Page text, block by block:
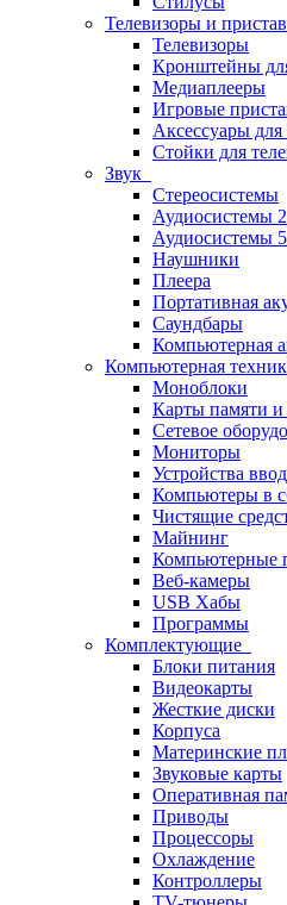
Телевизоры и
Телевизоры
Кронштейны
Медиаплееры
Игровые
Аксессуары
Стойки для
Звук
Стереосистемы
Аудиосистемы
Аудиосистемы
Наушники
Плеера
Портативная
Саундбары
Компьютерная
Компьютерная
Моноблоки
Карты памяти
Сетевое
Мониторы
Устройства
Компьютеры в
Чистящие
Майнинг
Компьютерные
Веб-камеры
USB Хабы
Программы
Комплектующие
Блоки питания
Видеокарты
Жесткие диски
Корпуса
Материнские
Звуковые карты
Оперативная
Приводы
Процессоры
Охлаждение
Контроллеры